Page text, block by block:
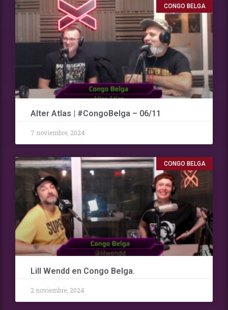
CONGO BELGA
Alter Atlas | #CongoBelga – 06/11
7 noviembre, 2024
CONGO BELGA
Lill Wendd en Congo Belga.
2 noviembre, 2024